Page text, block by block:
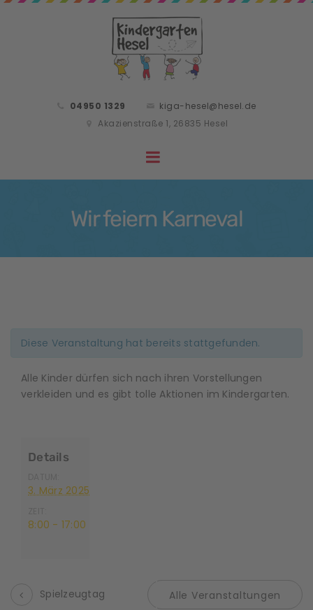
04950 1329
kiga-hesel@hesel.de
Akazienstraße 1, 26835 Hesel
Wir feiern Karneval
Diese Veranstaltung hat bereits stattgefunden.
Alle Kinder dürfen sich nach ihren Vorstellungen
verkleiden und es gibt tolle Aktionen im Kindergarten.
Details
3. März 2025
8:00 - 17:00
Spielzeugtag Alle Veranstaltungen